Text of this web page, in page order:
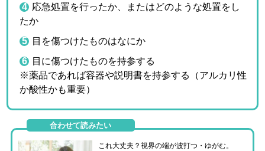
応急処置を行ったか、またはどのような処置をし
たか
目を傷つけたものはなにか
目に傷つけたものを持参する
※薬品であれば容器や説明書を持参する（アルカリ性
か酸性かも重要）
合わせて読みたい
これ大丈夫？視界の端が波打つ・ゆがむ。